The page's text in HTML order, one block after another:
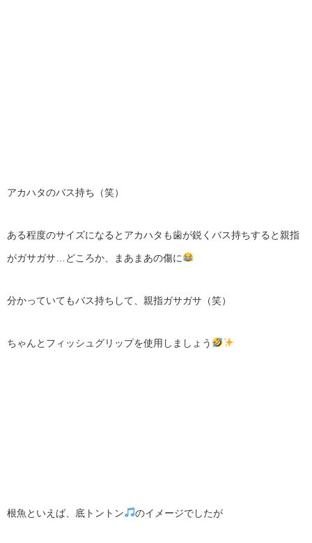
アカハタのバス持ち（笑）
ある程度のサイズになるとアカハタも歯が鋭くバス持ちすると親指
がガサガサ…どころか、まあまあの傷に
分かっていてもバス持ちして、親指ガサガサ（笑）
ちゃんとフィッシュグリップを使用しましょう
根魚といえば、底トントン のイメージでしたが